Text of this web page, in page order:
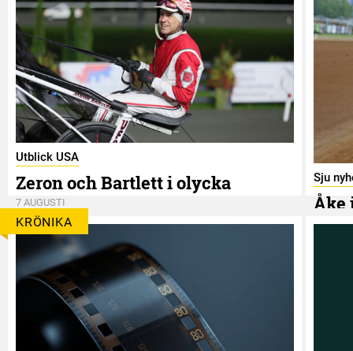
Utblick USA
Zeron och Bartlett i olycka
7 AUGUSTI
Sju
Åke
7
KRÖNIKA